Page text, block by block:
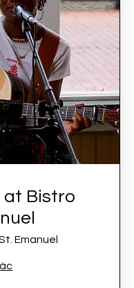
at Bistro
Emanuel